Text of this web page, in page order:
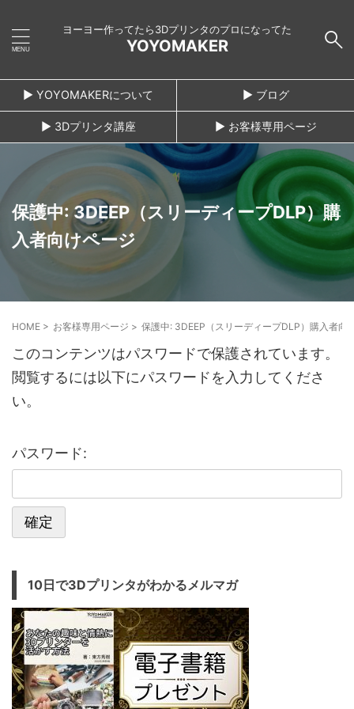
ヨーヨー作ってたら3Dプリンタのプロになってた
YOYOMAKER
► YOYOMAKERについて ► ブログ
► 3Dプリンタ講座 ► お客様専用ページ
保護中: 3DEEP（スリーディープDLP）購
入者向けページ
HOME > お客様専用ページ > 保護中: 3DEEP（スリーディープDLP）購入者向
このコンテンツはパスワードで保護されています。
閲覧するには以下にパスワードを入力してくださ
い。
パスワード:
10日で3Dプリンタがわかるメルマガ